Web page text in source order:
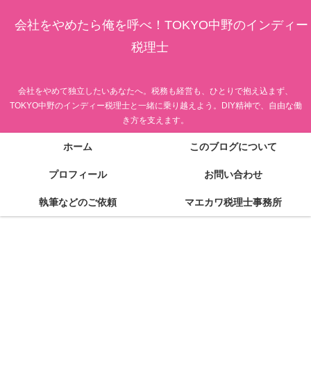
会社をやめたら俺を呼べ！TOKYO中野のインディー
税理士
会社をやめて独立したいあなたへ。税務も経営も、ひとりで抱え込まず、
TOKYO中野のインディー税理士と一緒に乗り越えよう。DIY精神で、自由な働
き方を支えます。
ホーム このブログについて
プロフィール お問い合わせ
執筆などのご依頼 マエカワ税理士事務所